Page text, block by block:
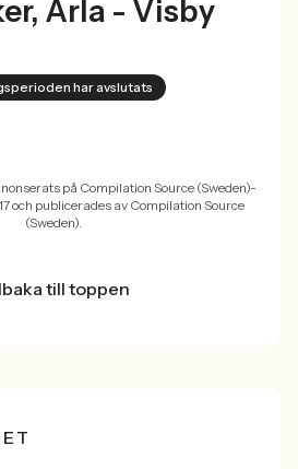
Arla - Visby
har avslutats
på Compilation Source (Sweden)-
och publicerades av Compilation Source
(Sweden).
till toppen